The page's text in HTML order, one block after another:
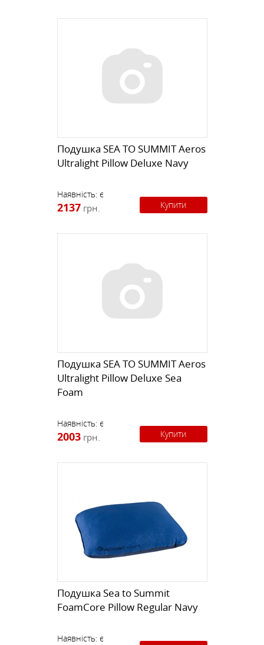
Подушка SEA TO SUMMIT Aeros
Ultralight Pillow Deluxe Navy
Наявність: є
2137 грн. Купити
Подушка SEA TO SUMMIT Aeros
Ultralight Pillow Deluxe Sea
Foam
Наявність: є
2003 грн. Купити
Подушка Sea to Summit
FoamCore Pillow Regular Navy
Наявність: є